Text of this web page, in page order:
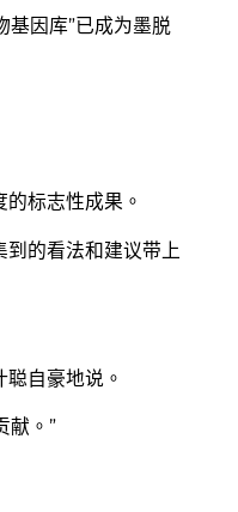
基因库”已成为墨脱
标志性成果。
的看法和建议带上
自豪地说。
献。”